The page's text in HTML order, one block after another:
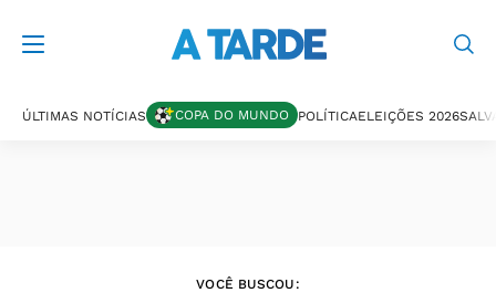
ÚLTIMAS NOTÍCIAS COPA DO MUNDO POLÍTICAELEIÇÕES 2026
VOCÊ BUSCOU: